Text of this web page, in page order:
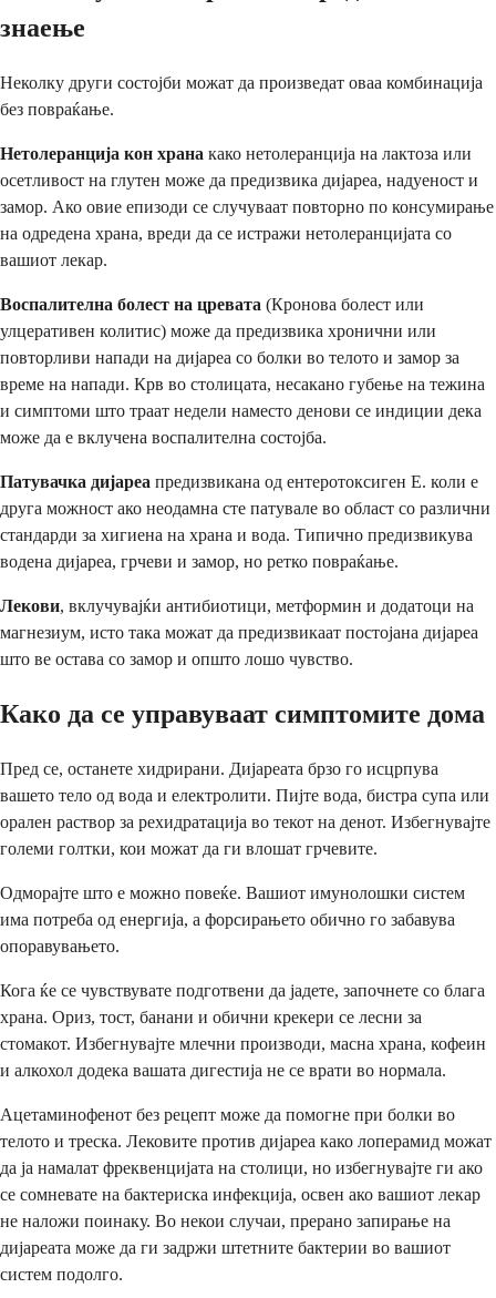
знаење
Неколку други состојби можат да произведат оваа комбинација
без повраќање.
Нетолеранција кон храна како нетолеранција на лактоза или
осетливост на глутен може да предизвика дијареа, надуеност и
замор. Ако овие епизоди се случуваат повторно по консумирање
на одредена храна, вреди да се истражи нетолеранцијата со
вашиот лекар.
Воспалителна болест на цревата (Кронова болест или
улцеративен колитис) може да предизвика хронични или
повторливи напади на дијареа со болки во телото и замор за
време на напади. Крв во столицата, несакано губење на тежина
и симптоми што траат недели наместо денови се индиции дека
може да е вклучена воспалителна состојба.
Патувачка дијареа предизвикана од ентеротоксиген Е. коли е
друга можност ако неодамна сте патувале во област со различни
стандарди за хигиена на храна и вода. Типично предизвикува
водена дијареа, грчеви и замор, но ретко повраќање.
Лекови, вклучувајќи антибиотици, метформин и додатоци на
магнезиум, исто така можат да предизвикаат постојана дијареа
што ве остава со замор и општо лошо чувство.
Како да се управуваат симптомите дома
Пред се, останете хидрирани. Дијареата брзо го исцрпува
вашето тело од вода и електролити. Пијте вода, бистра супа или
орален раствор за рехидратација во текот на денот. Избегнувајте
големи голтки, кои можат да ги влошат грчевите.
Одморајте што е можно повеќе. Вашиот имунолошки систем
има потреба од енергија, а форсирањето обично го забавува
опоравувањето.
Кога ќе се чувствувате подготвени да јадете, започнете со блага
храна. Ориз, тост, банани и обични крекери се лесни за
стомакот. Избегнувајте млечни производи, масна храна, кофеин
и алкохол додека вашата дигестија не се врати во нормала.
Ацетаминофенот без рецепт може да помогне при болки во
телото и треска. Лековите против дијареа како лоперамид можат
да ја намалат фреквенцијата на столици, но избегнувајте ги ако
се сомневате на бактериска инфекција, освен ако вашиот лекар
не наложи поинаку. Во некои случаи, прерано запирање на
дијареата може да ги задржи штетните бактерии во вашиот
систем подолго.